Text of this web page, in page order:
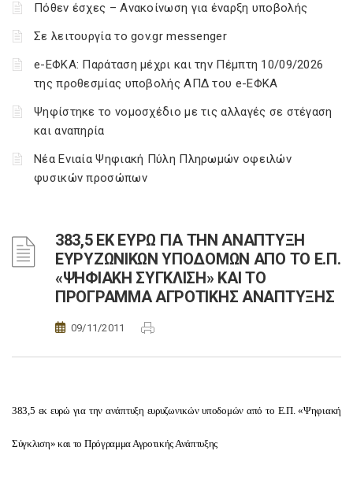
Πόθεν έσχες – Ανακοίνωση για έναρξη υποβολής
Σε λειτουργία το gov.gr messenger
e-ΕΦΚΑ: Παράταση μέχρι και την Πέμπτη 10/09/2026
της προθεσμίας υποβολής ΑΠΔ του e-ΕΦΚΑ
Ψηφίστηκε το νομοσχέδιο με τις αλλαγές σε στέγαση
και αναπηρία
Νέα Ενιαία Ψηφιακή Πύλη Πληρωμών οφειλών
φυσικών προσώπων
383,5 ΕΚ ΕΥΡΩ ΓΙΑ ΤΗΝ ΑΝΑΠΤΥΞΗ
ΕΥΡΥΖΩΝΙΚΩΝ ΥΠΟΔΟΜΩΝ ΑΠΟ ΤΟ Ε.Π.
«ΨΗΦΙΑΚΗ ΣΥΓΚΛΙΣΗ» ΚΑΙ ΤΟ
ΠΡΟΓΡΑΜΜΑ ΑΓΡΟΤΙΚΗΣ ΑΝΑΠΤΥΞΗΣ
09/11/2011
383,5 εκ ευρώ για την ανάπτυξη ευρυζωνικών υποδομών από το Ε.Π. «Ψηφιακή
Σύγκλιση» και το Πρόγραμμα Αγροτικής Ανάπτυξης